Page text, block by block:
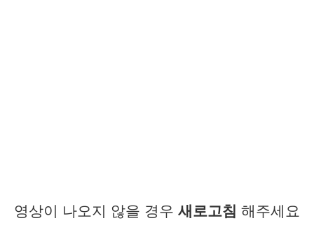
영상이 나오지 않을 경우 새로고침 해주세요